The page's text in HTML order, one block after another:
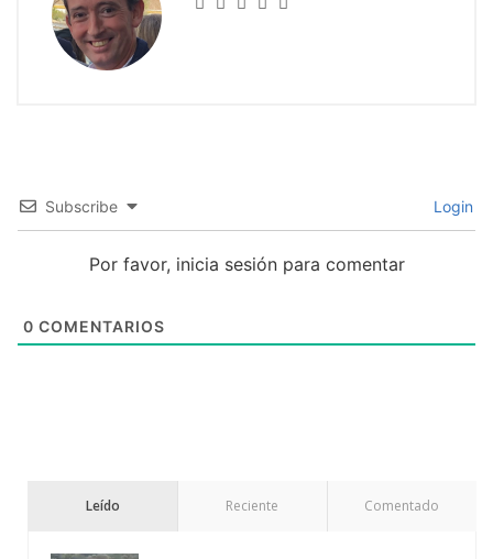
Subscribe Login
Por favor, inicia sesión para comentar
0 COMENTARIOS
Leído Reciente Comentado